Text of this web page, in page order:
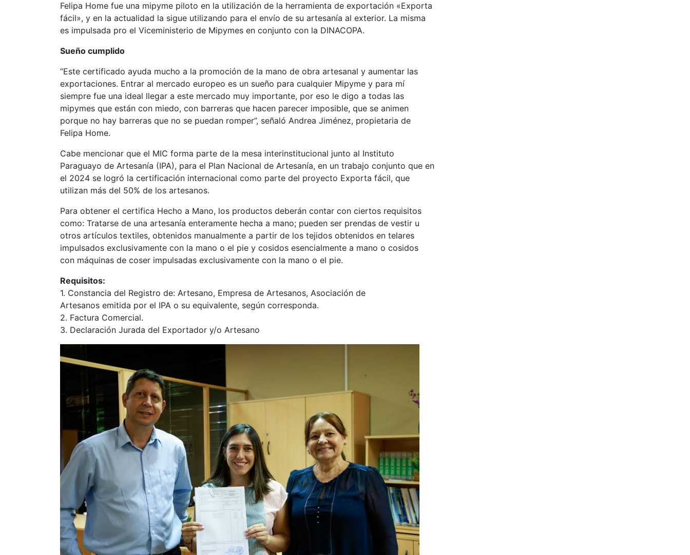
Felipa Home fue una mipyme piloto en la utilización de la herramienta de exportación «Exporta
fácil», y en la actualidad la sigue utilizando para el envío de su artesanía al exterior. La misma
es impulsada pro el Viceministerio de Mipymes en conjunto con la DINACOPA.
Sueño cumplido
“Este certificado ayuda mucho a la promoción de la mano de obra artesanal y aumentar las
exportaciones. Entrar al mercado europeo es un sueño para cualquier Mipyme y para mí
siempre fue una ideal llegar a este mercado muy importante, por eso le digo a todas las
mipymes que están con miedo, con barreras que hacen parecer imposible, que se animen
porque no hay barreras que no se puedan romper”, señaló Andrea Jiménez, propietaria de
Felipa Home.
Cabe mencionar que el MIC forma parte de la mesa interinstitucional junto al Instituto
Paraguayo de Artesanía (IPA), para el Plan Nacional de Artesanía, en un trabajo conjunto que en
el 2024 se logró la certificación internacional como parte del proyecto Exporta fácil, que
utilizan más del 50% de los artesanos.
Para obtener el certifica Hecho a Mano, los productos deberán contar con ciertos requisitos
como: Tratarse de una artesanía enteramente hecha a mano; pueden ser prendas de vestir u
otros artículos textiles, obtenidos manualmente a partir de los tejidos obtenidos en telares
impulsados exclusivamente con la mano o el pie y cosidos esencialmente a mano o cosidos
con máquinas de coser impulsadas exclusivamente con la mano o el pie.
Requisitos:
1. Constancia del Registro de: Artesano, Empresa de Artesanos, Asociación de
Artesanos emitida por el IPA o su equivalente, según corresponda.
2. Factura Comercial.
3. Declaración Jurada del Exportador y/o Artesano